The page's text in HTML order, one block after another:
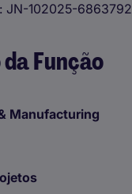
JN-102025-6863792
Função
Manufacturing